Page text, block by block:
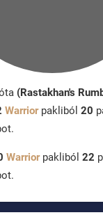
(Rastakhan's
Warriorpakliból 20
Warriorpakliból 22